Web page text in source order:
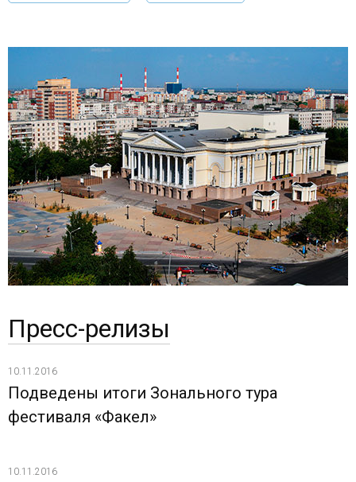
Пресс-релизы
10.11.2016
Подведены итоги Зонального тура
фестиваля «Факел»
10.11.2016